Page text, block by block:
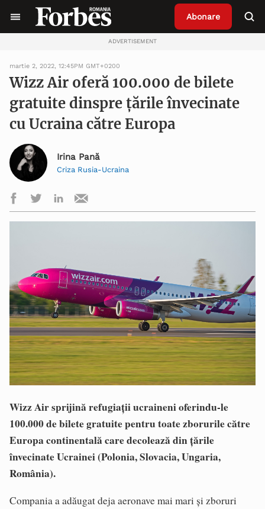
Abonare
ADVERTISEMENT
martie 2, 2022, 12:45PM GMT+0200
Wizz Air oferă 100.000 de bilete
gratuite dinspre țările învecinate
cu Ucraina către Europa
Irina Pană
Criza Rusia-Ucraina
Wizz Air sprijină refugiații ucraineni oferindu-le
100.000 de bilete gratuite pentru toate zborurile către
Europa continentală care decolează din țările
învecinate Ucrainei (Polonia, Slovacia, Ungaria,
România).
Compania a adăugat deja aeronave mai mari și zboruri